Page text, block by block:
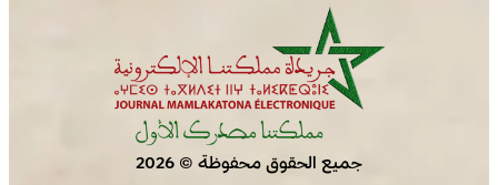
جميع الحقوق محفوظة © 2026